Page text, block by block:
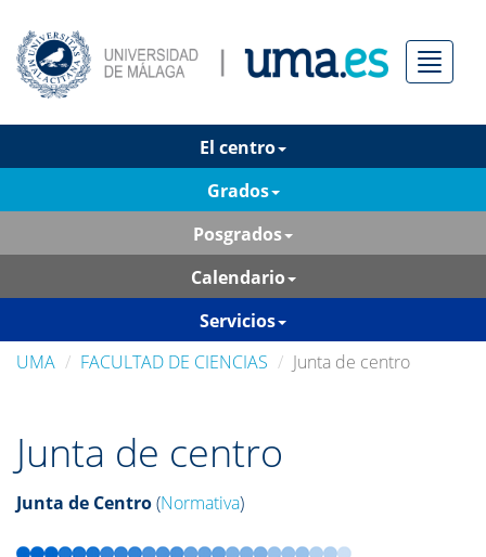
Menú
El centro
Grados
Posgrados
Calendario
Servicios
UMA
FACULTAD DE CIENCIAS Junta de centro
Junta de centro
Junta de Centro(Normativa)